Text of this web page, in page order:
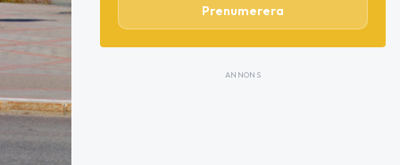
Prenumerera
ANNONS